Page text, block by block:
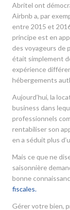
Abritel ont
Airbnb a, par
entre 2015 et
principe est en
des voyageurs de
était simplement
expérience
hébergements
Aujourd’hui, la
business dans
professionnels
rentabiliser son
en a séduit plus
Mais ce que ne
saisonnière
bonne
fiscales.
Gérer votre bien,